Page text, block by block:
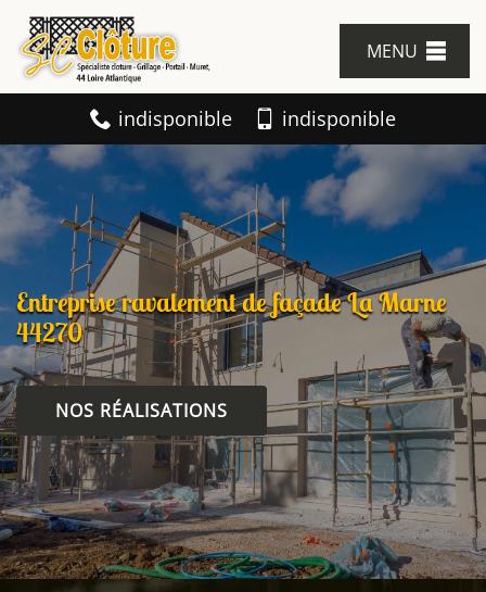
MENU
indisponible indisponible
Entreprise ravalement de façade La Marne
44270
NOS RÉALISATIONS